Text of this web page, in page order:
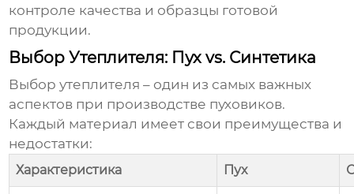
контроле качества и образцы готовой
продукции.
Выбор Утеплителя: Пух vs. Синтетика
Выбор утеплителя – один из самых важных
аспектов при производстве пуховиков.
Каждый материал имеет свои преимущества и
недостатки:
Характеристика Пух